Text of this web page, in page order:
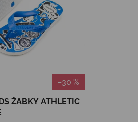
–30 %
ŽABKY ATHLETIC